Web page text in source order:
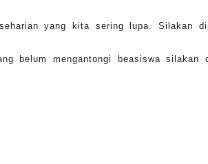
yang kita sering lupa. Silakan
belum mengantongi beasiswa silakan